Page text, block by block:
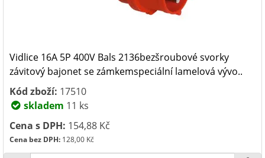
Vidlice 16A 5P 400V Bals 2136bezšroubové svorky
závitový bajonet se zámkemspeciální lamelová vývo..
Kód zboží: 17510
skladem 11 ks
Cena s DPH: 154,88 Kč
Cena bez DPH: 128,00 Kč